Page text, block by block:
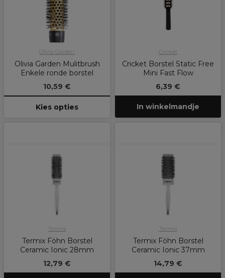
Olivia Garden
Olivia Garden Mulitbrush
Enkele ronde borstel
10,59 €
Kies opties
Cricket
Cricket Borstel Static Free
Mini Fast Flow
6,39 €
In winkelmandje
Termix
Termix Föhn Borstel
Ceramic Ionic 28mm
12,79 €
Termix
Termix Föhn Borstel
Ceramic Ionic 37mm
14,79 €